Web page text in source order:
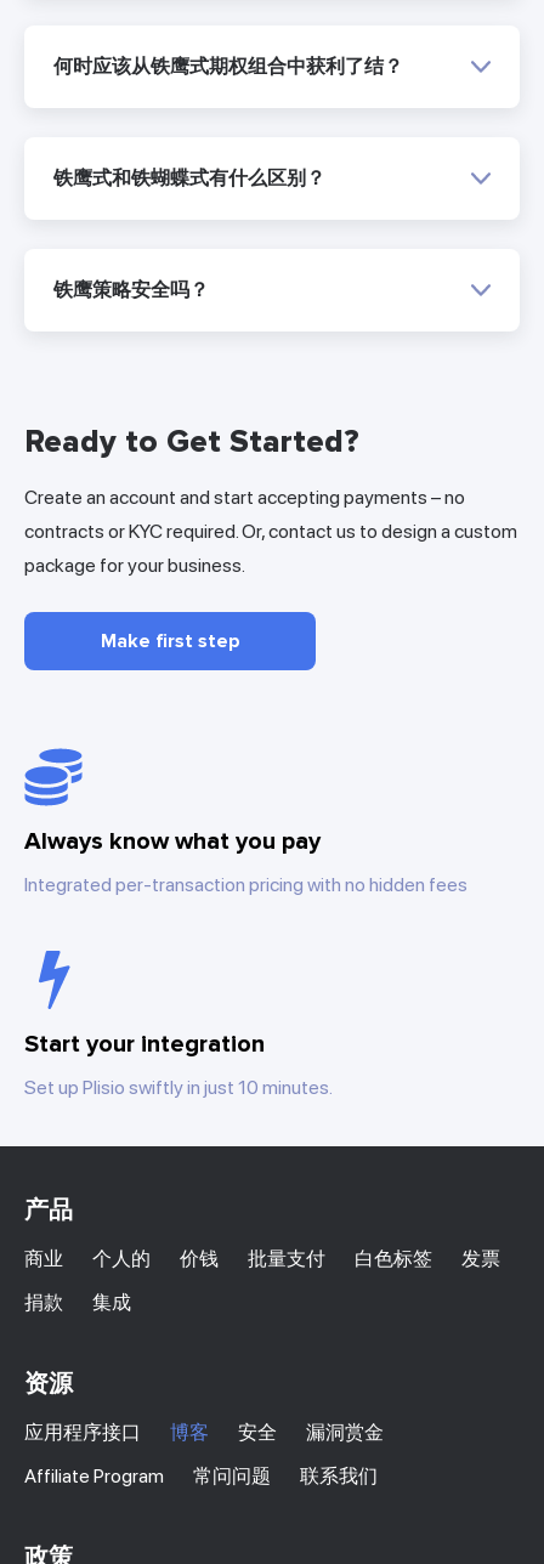
何时应该从铁鹰式期权组合中获利了结？
铁鹰式和铁蝴蝶式有什么区别？
铁鹰策略安全吗？
Ready to Get Started?
Create an account and start accepting payments – no
contracts or KYC required. Or, contact us to design a custom
package for your business.
Make first step
Always know what you pay
Integrated per-transaction pricing with no hidden fees
Start your integration
Set up Plisio swiftly in just 10 minutes.
产品
商业 个人的 价钱 批量支付 白色标签
发票
捐款
集成
资源
应用程序接口 博客 安全
漏洞赏金
Affiliate Program
常问问题 联系我们